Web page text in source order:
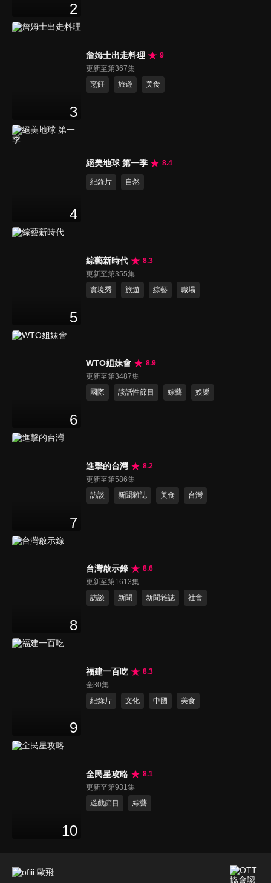
2
3
詹姆士出走料理
9
更新至第367集
烹飪
旅遊 美食
4
絕美地球 第一季 8.4
紀錄片 自然
5
綜藝新時代
8.3
更新至第355集
實境秀
旅遊 綜藝 職場
6
WTO姐妹會
8.9
更新至第3487集
國際
談話性節目 綜藝 娛樂
7
進擊的台灣
8.2
更新至第586集
訪談
新聞雜誌 美食 台灣
8
台灣啟示錄
8.6
更新至第1613集
訪談
新聞 新聞雜誌 社會
9
福建一百吃
8.3
全30集
紀錄片
文化 中國 美食
10
全民星攻略
8.1
更新至第931集
遊戲節目
綜藝